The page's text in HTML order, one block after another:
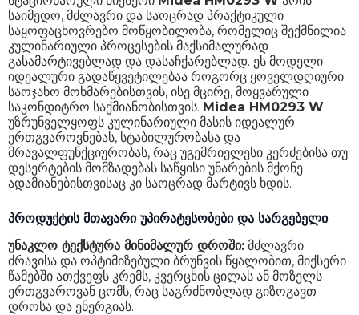
საიმედო, მძლავრი და საოცრად პრაქტიკული
საყოფაცხოვრებო მოწყობილობა, რომელიც შექმნილია
კულინარიული პროცესების მაქსიმალურად
გასამარტივებლად და დასაჩქარებლად. ეს მოდელი
იდეალური გადაწყვეტილებაა როგორც ყოველდღიური
საოჯახო მოხმარებისთვის, ისე მცირე, მოყვარული
საკონდიტრო საქმიანობისთვის. Midea HM0293 W
უზრუნველყოფს კულინარიული მასის იდეალურ
ერთგვაროვნებას, სტაბილურობასა და
მრავალფუნქციურობას, რაც უგემრიელესი კერძებისა თუ
დესერტების მომზადებას საწყისი უნარების მქონე
ადამიანებისთვისაც კი საოცრად მარტივს ხდის.
პროდუქტის მთავარი უპირატესობები და სარგებელი
უნაკლო ტექსტურა მინიმალურ დროში: მძლავრი
ძრავისა და ოპტიმიზებული ბრუნვის წყალობით, მიქსერი
წამებში ათქვეფს კრემს, კვერცხის ცილას ან მოზელს
ერთგვაროვან ცომს, რაც საგრძნობლად გიზოგავთ
დროსა და ენერგიას.